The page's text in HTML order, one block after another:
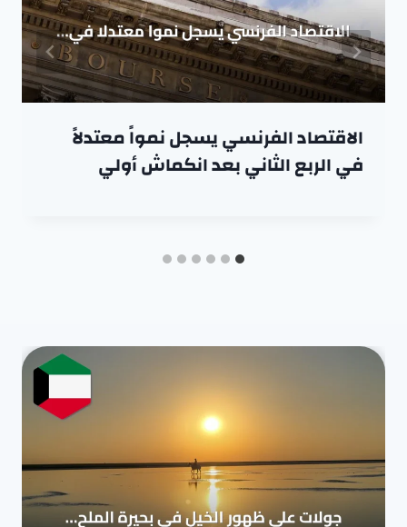
الاقتصاد الفرنسي يسجل نمواً معتدلاً
في الربع الثاني بعد انكماش أولي